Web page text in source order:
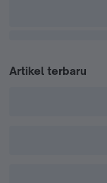
Artikel terbaru